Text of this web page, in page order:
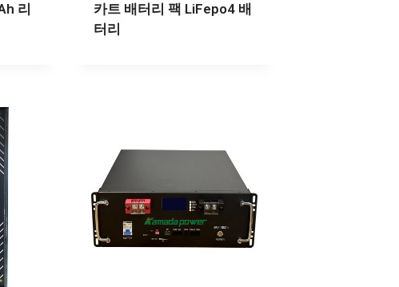
리
카트 배터리 팩 LiFepo4 배
터리